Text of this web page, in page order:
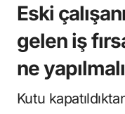
Eski
gelen iş
ne
Kutu